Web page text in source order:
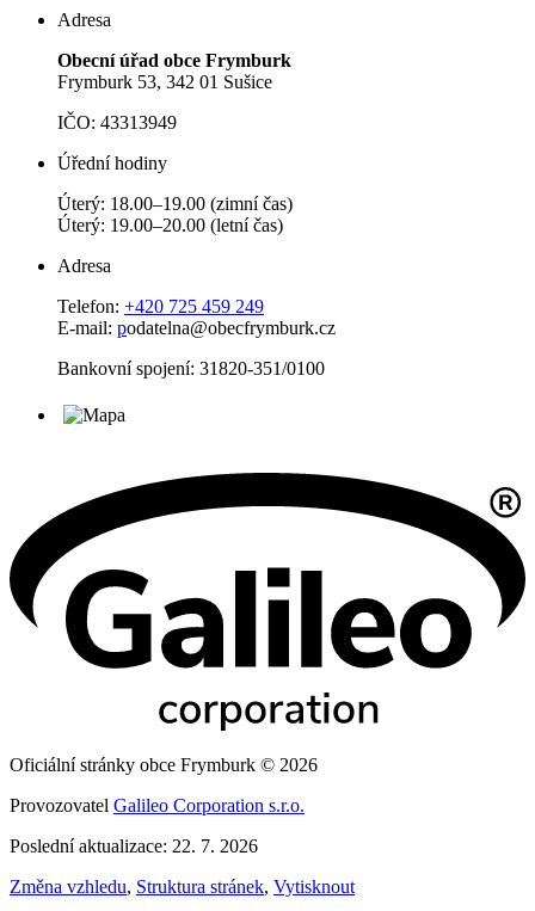
Adresa
Obecní úřad obce Frymburk
Frymburk 53, 342 01 Sušice
IČO: 43313949
Úřední hodiny
Úterý: 18.00–19.00 (zimní čas)
Úterý: 19.00–20.00 (letní čas)
Adresa
Telefon: +420 725 459 249
E-mail: podatelna@obecfrymburk.cz
Bankovní spojení: 31820-351/0100
Oficiální stránky obce Frymburk © 2026
Provozovatel Galileo Corporation s.r.o.
Poslední aktualizace: 22. 7. 2026
Změna vzhledu, Struktura stránek, Vytisknout